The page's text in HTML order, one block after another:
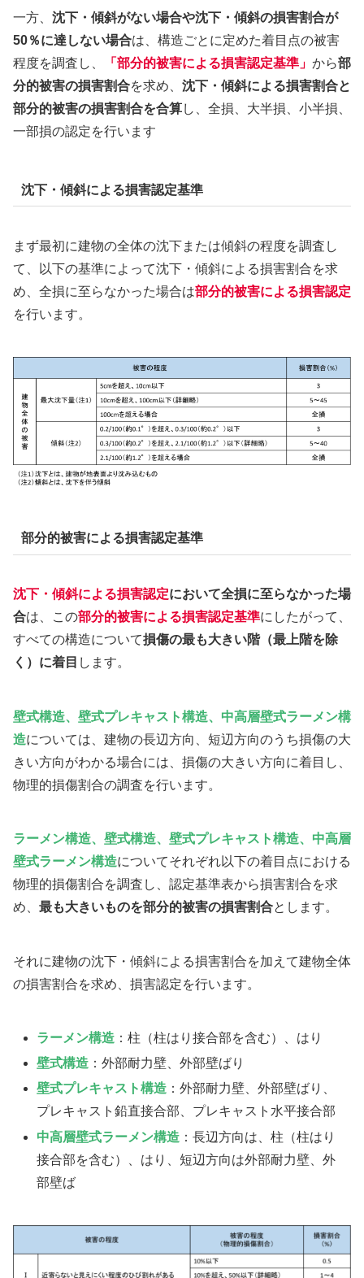
一方、 沈下・傾斜がない場合や沈下・傾斜の損害割合が
50％に達しない場合は、構造ごとに定めた着目点の被害
程度を調査し、
「部分的被害による損害認定基準」 から部
分的被害の損害割合を求め、 沈下・傾斜による損害割合と
部分的被害の損害割合を合算し、全損、大半損、小半損、
一部損の認定を行います
沈下・傾斜による損害認定基準
まず最初に建物の全体の沈下または傾斜の程度を調査し
て、以下の基準によって沈下・傾斜による損害割合を求
め、全損に至らなかった場合は部分的被害による損害認定
を行います。
部分的被害による損害認定基準
沈下・傾斜による損害認定において全損に至らなかった場
合は、この部分的被害による損害認定基準にしたがって、
すべての構造について損傷の最も大きい階（最上階を除
く）に着目 します。
壁式構造、壁式プレキャスト構造、中高層壁式ラーメン構
造については、建物の長辺方向、短辺方向のうち損傷の大
きい方向がわかる場合には、損傷の大きい方向に着目し、
物理的損傷割合の調査を行います。
ラーメン構造、壁式構造、壁式プレキャスト構造、中高層
壁式ラーメン構造についてそれぞれ以下の着目点における
物理的損傷割合を調査し、認定基準表から損害割合を求
め、 最も大きいものを部分的被害の損害割合とします。
それに建物の沈下・傾斜による損害割合を加えて建物全体
の損害割合を求め、損害認定を行います。
ラーメン構造 ：柱（柱はり接合部を含む）、はり
壁式構造 ：外部耐力壁、外部壁ばり
壁式プレキャスト構造 ：外部耐力壁、外部壁ばり、
プレキャスト鉛直接合部、プレキャスト水平接合部
中高層壁式ラーメン構造 ：長辺方向は、柱（柱はり
接合部を含む）、はり、短辺方向は外部耐力壁、外
部壁ば